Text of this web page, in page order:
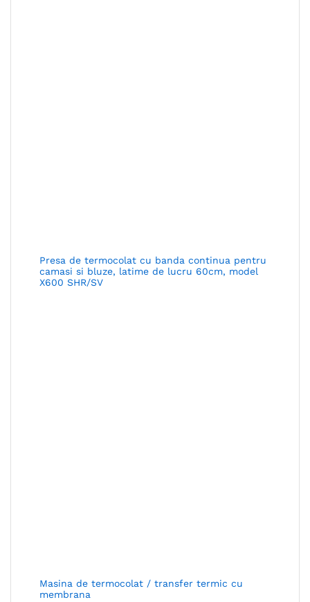
Presa de termocolat cu banda continua pentru
camasi si bluze, latime de lucru 60cm, model
X600 SHR/SV
Masina de termocolat / transfer termic cu
membrana